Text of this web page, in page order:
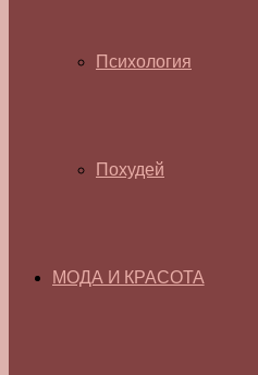
Психология
Похудей
МОДА И КРАСОТА